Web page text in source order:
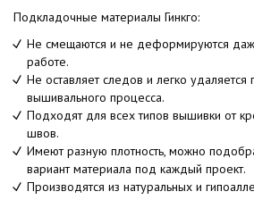
Подкладочные материалы Гинкго:
Не смещаются и не деформируются
работе.
Не оставляет следов и легко удаляется
вышивального процесса.
Подходят для всех типов вышивки от
швов.
Имеют разную плотность, можно
вариант материала под каждый проект.
Производятся из натуральных и